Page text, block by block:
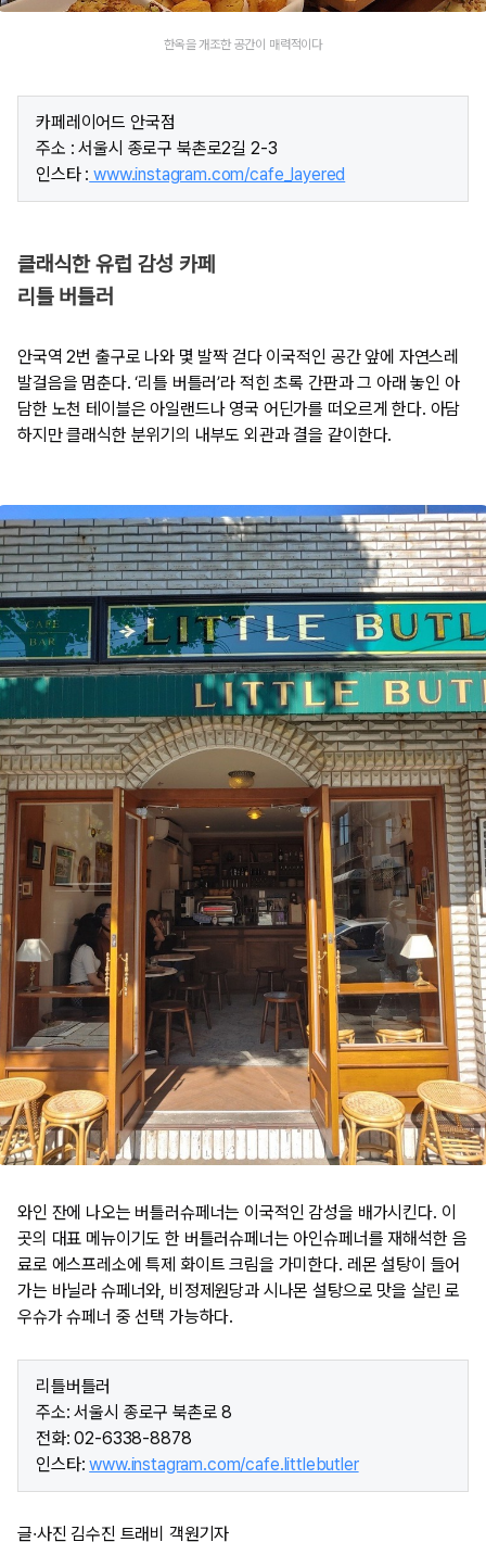
한옥을 개조한 공간이 매력적이다
카페레이어드 안국점
주소 : 서울시 종로구 북촌로2길 2-3
인스타 : www.instagram.com/cafe_layered
클래식한 유럽 감성 카페
리틀 버틀러
안국역 2번 출구로 나와 몇 발짝 걷다 이국적인 공간 앞에 자연스레
발걸음을 멈춘다. ‘리틀 버틀러’라 적힌 초록 간판과 그 아래 놓인 아
담한 노천 테이블은 아일랜드나 영국 어딘가를 떠오르게 한다. 아담
하지만 클래식한 분위기의 내부도 외관과 결을 같이한다.
와인 잔에 나오는 버틀러슈페너는 이국적인 감성을 배가시킨다. 이
곳의 대표 메뉴이기도 한 버틀러슈페너는 아인슈페너를 재해석한 음
료로 에스프레소에 특제 화이트 크림을 가미한다. 레몬 설탕이 들어
가는 바닐라 슈페너와, 비정제원당과 시나몬 설탕으로 맛을 살린 로
우슈가 슈페너 중 선택 가능하다.
리틀버틀러​
주소: 서울시 종로구 북촌로 8
전화: 02-6338-8878
인스타:www.instagram.com/cafe.littlebutler
글·사진 김수진 트래비 객원기자​